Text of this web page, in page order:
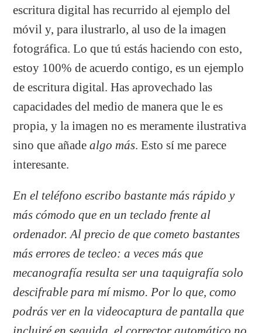
escritura digital has recurrido al ejemplo del
móvil y, para ilustrarlo, al uso de la imagen
fotográfica. Lo que tú estás haciendo con esto,
estoy 100% de acuerdo contigo, es un ejemplo
de escritura digital. Has aprovechado las
capacidades del medio de manera que le es
propia, y la imagen no es meramente ilustrativa
sino que añadealgo más . Esto sí me parece
interesante.
En el teléfono escribo bastante más rápido y
más cómodo que en un teclado frente al
ordenador. Al precio de que cometo bastantes
más errores de tecleo: a veces más que
mecanografía resulta ser una taquigrafía solo
descifrable para mí mismo. Por lo que, como
podrás ver en la videocaptura de pantalla que
incluiré en seguida, el corrector automático no